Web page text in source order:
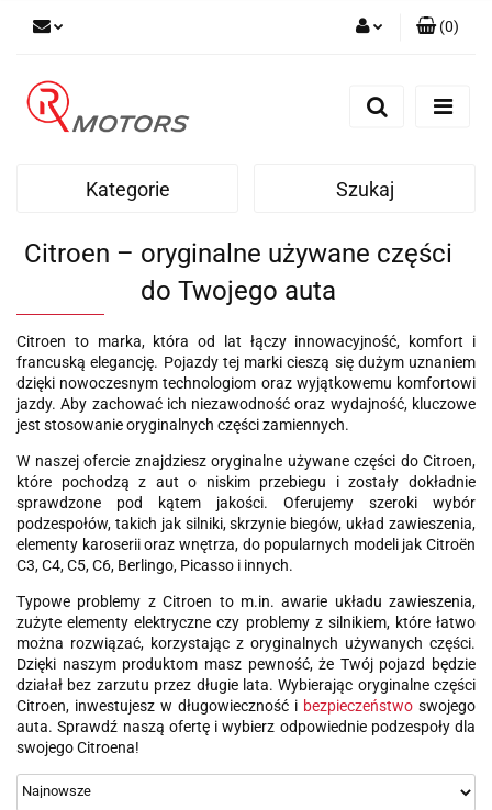
Zarejestruj się
(0)
Kategorie Szukaj
Citroen – oryginalne używane części
do Twojego auta
Citroen to marka, która od lat łączy innowacyjność, komfort i
francuską elegancję. Pojazdy tej marki cieszą się dużym uznaniem
dzięki nowoczesnym technologiom oraz wyjątkowemu komfortowi
jazdy. Aby zachować ich niezawodność oraz wydajność, kluczowe
jest stosowanie oryginalnych części zamiennych.
W naszej ofercie znajdziesz oryginalne używane części do Citroen,
które pochodzą z aut o niskim przebiegu i zostały dokładnie
sprawdzone pod kątem jakości. Oferujemy szeroki wybór
podzespołów, takich jak silniki, skrzynie biegów, układ zawieszenia,
elementy karoserii oraz wnętrza, do popularnych modeli jak Citroën
C3, C4, C5, C6, Berlingo, Picasso i innych.
Typowe problemy z Citroen to m.in. awarie układu zawieszenia,
zużyte elementy elektryczne czy problemy z silnikiem, które łatwo
można rozwiązać, korzystając z oryginalnych używanych części.
Dzięki naszym produktom masz pewność, że Twój pojazd będzie
działał bez zarzutu przez długie lata. Wybierając oryginalne części
Citroen, inwestujesz w długowieczność i bezpieczeństwo swojego
auta. Sprawdź naszą ofertę i wybierz odpowiednie podzespoły dla
swojego Citroena!